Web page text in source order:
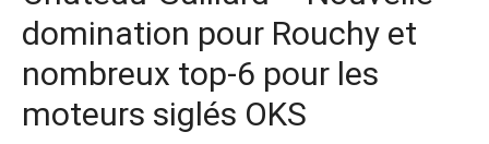
domination pour Rouchy et
nombreux top-6 pour les
moteurs siglés OKS